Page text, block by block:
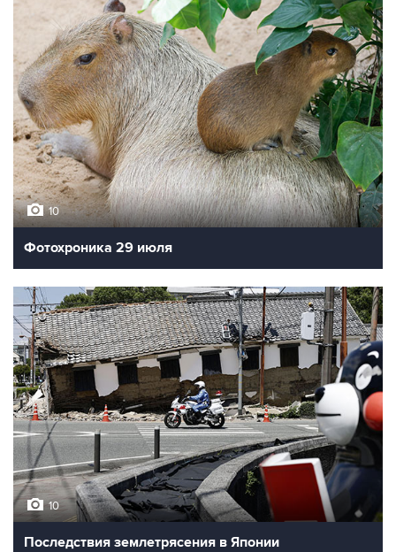
10
Фотохроника 29 июля
10
Последствия землетрясения в Японии